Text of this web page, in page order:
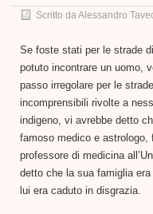
Scritto daAlessandro
Se foste stati per le strade
potuto incontrare un uomo,
passo irregolare per le
incomprensibili rivolte a
indigeno, vi avrebbe detto
famoso medico e astrologo,
professore di medicina
detto che la sua famiglia
lui era caduto in disgrazia.